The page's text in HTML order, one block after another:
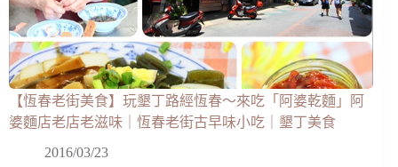
【恆春老街美食】玩墾丁路經恆春～來吃「阿婆乾麵」阿
婆麵店老店老滋味｜恆春老街古早味小吃｜墾丁美食
2016/03/23